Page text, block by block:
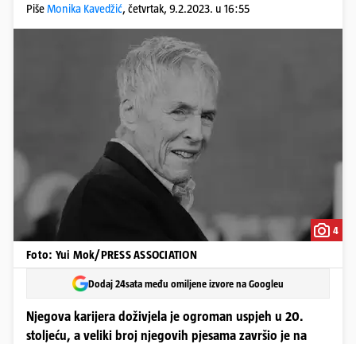
PišeMonika Kavedžić, četvrtak, 9.2.2023. u 16:55
4
Foto: Yui Mok/PRESS ASSOCIATION
Dodaj 24sata među omiljene izvore na Googleu
Njegova karijera doživjela je ogroman uspjeh u 20.
stoljeću, a veliki broj njegovih pjesama završio je na